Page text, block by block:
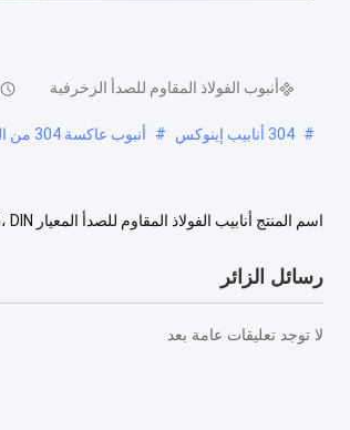
أنبوب الفولاذ المقاوم للصدأ الزخرفية
# 304 أنابيب إينوكس # أنبوب عاكسة 304 من الفولاذ المقاوم للصدأ
رسائل الزائر
لا توجد تعليقات عامة بعد